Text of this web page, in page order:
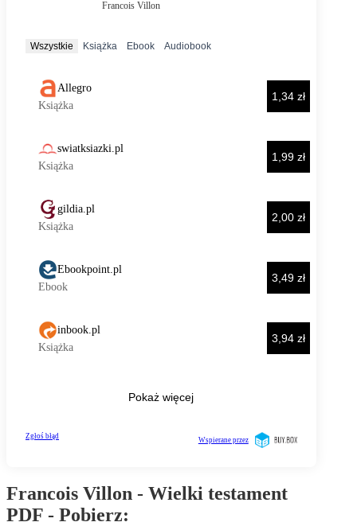
Francois Villon - Wielki testament
PDF - Pobierz: